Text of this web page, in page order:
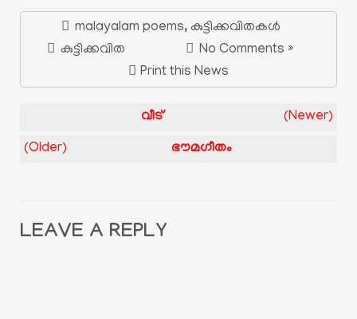
malayalam poems, കുട്ടിക്കവിതകൾ
കുട്ടിക്കവിത
No Comments »
Print this News
വീട് (Newer)
(Older) ഭൗമഗീതം
LEAVE A REPLY